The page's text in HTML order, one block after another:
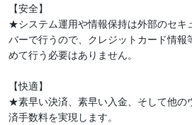
【安全】
★システム運用や情報保持は外部のセキ
バーで行うので、クレジットカード情報
めて行う必要はありません。
【快適】
★素早い決済、素早い入金、そして他の
済手数料を実現します。